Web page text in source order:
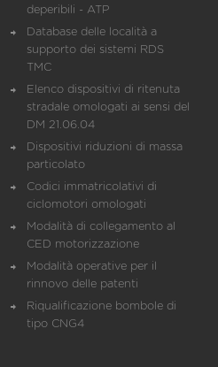
deperibili - ATP
Database delle località a
supporto dei sistemi RDS
TMC
Elenco dispositivi di ritenuta
stradale omologati ai sensi del
DM 21.06.04
Dispositivi riduzioni di massa
particolato
Codici immatricolativi di
ciclomotori omologati
Modalità di collegamento al
CED motorizzazione
Modalità operative per il
rinnovo delle patenti
Riqualificazione bombole di
tipo CNG4